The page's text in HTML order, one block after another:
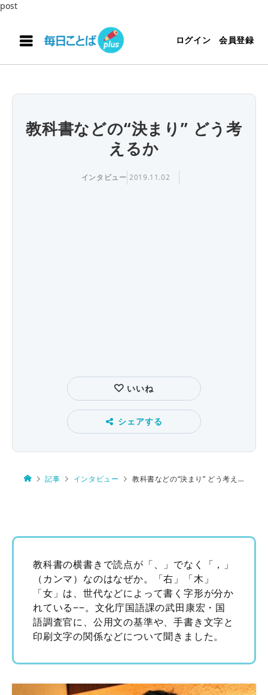
post
ログイン 会員登録
教科書などの“決まり” どう考
えるか
インタビュー 2019.11.02
いいね
シェアする
記事 インタビュー 教科書などの“決まり” どう考えるか
教科書の横書きで読点が「、」でなく「，」
（カンマ）なのはなぜか。「右」「木」
「女」は、世代などによって書く字形が分か
れている−−。文化庁国語課の武田康宏・国
語調査官に、公用文の基準や、手書き文字と
印刷文字の関係などについて聞きました。